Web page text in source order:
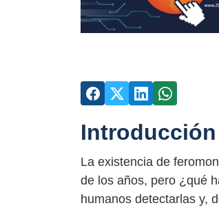
Introducción
La existencia de
de los años, pero ¿qué
humanos detectarlas y,